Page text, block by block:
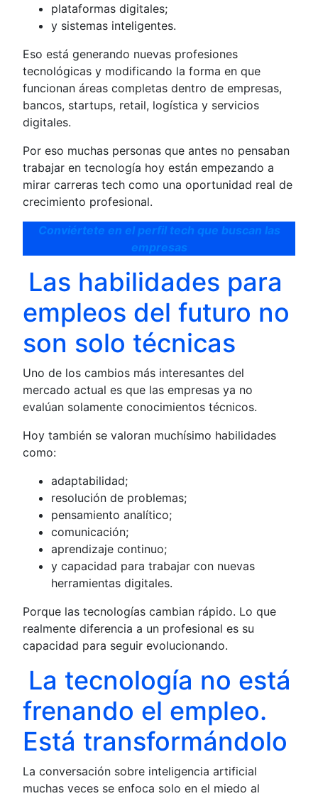
plataformas digitales;
y sistemas inteligentes.
Eso está generando nuevas profesiones
tecnológicas y modificando la forma en que
funcionan áreas completas dentro de empresas,
bancos, startups, retail, logística y servicios
digitales.
Por eso muchas personas que antes no pensaban
trabajar en tecnología hoy están empezando a
mirar carreras tech como una oportunidad real de
crecimiento profesional.
Conviértete en el perfil tech que buscan las
empresas
Las habilidades para
empleos del futuro no
son solo técnicas
Uno de los cambios más interesantes del
mercado actual es que las empresas ya no
evalúan solamente conocimientos técnicos.
Hoy también se valoran muchísimo habilidades
como:
adaptabilidad;
resolución de problemas;
pensamiento analítico;
comunicación;
aprendizaje continuo;
y capacidad para trabajar con nuevas
herramientas digitales.
Porque las tecnologías cambian rápido. Lo que
realmente diferencia a un profesional es su
capacidad para seguir evolucionando.
La tecnología no está
frenando el empleo.
Está transformándolo
La conversación sobre inteligencia artificial
muchas veces se enfoca solo en el miedo al